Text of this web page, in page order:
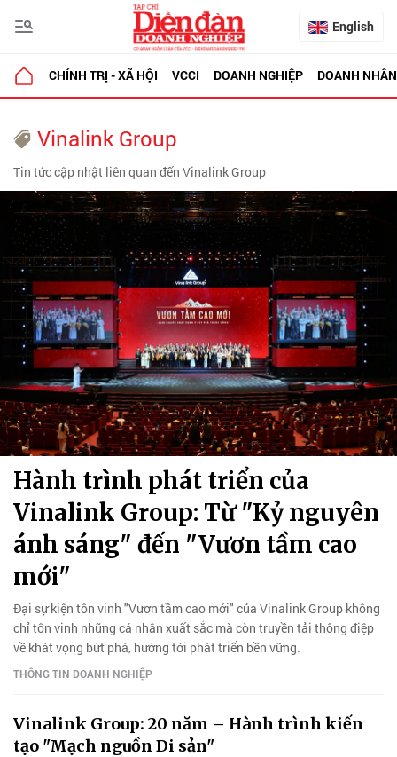
English
CHÍNH TRỊ - XÃ HỘI VCCI DOANH NGHIỆP DOANH NHÂN
Vinalink Group
Tin tức cập nhật liên quan đến Vinalink Group
Hành trình phát triển của
Vinalink Group: Từ "Kỷ nguyên
ánh sáng" đến "Vươn tầm cao
mới"
Đại sự kiện tôn vinh "Vươn tầm cao mới" của Vinalink Group không
chỉ tôn vinh những cá nhân xuất sắc mà còn truyền tải thông điệp
về khát vọng bứt phá, hướng tới phát triển bền vững.
THÔNG TIN DOANH NGHIỆP
Vinalink Group: 20 năm – Hành trình kiến
tạo "Mạch nguồn Di sản"